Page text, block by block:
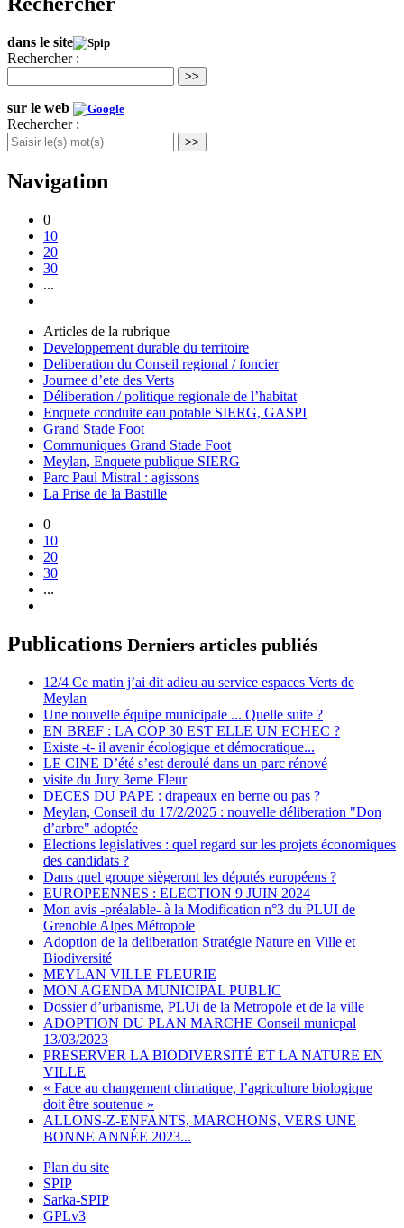
dans le site
Rechercher :
>>
sur le web
Rechercher :
>>
Navigation
0
10
20
30
...
Articles de la rubrique
Developpement durable du territoire
Deliberation du Conseil regional / foncier
Journee d’ete des Verts
Déliberation / politique regionale de l’habitat
Enquete conduite eau potable SIERG, GASPI
Grand Stade Foot
Communiques Grand Stade Foot
Meylan, Enquete publique SIERG
Parc Paul Mistral : agissons
La Prise de la Bastille
0
10
20
30
...
Publications Derniers articles publiés
12/4 Ce matin j’ai dit adieu au service espaces Verts de
Meylan
Une nouvelle équipe municipale ... Quelle suite ?
EN BREF : LA COP 30 EST ELLE UN ECHEC ?
Existe -t- il avenir écologique et démocratique...
LE CINE D’été s’est deroulé dans un parc rénové
visite du Jury 3eme Fleur
DECES DU PAPE : drapeaux en berne ou pas ?
Meylan, Conseil du 17/2/2025 : nouvelle déliberation "Don
d’arbre" adoptée
Elections legislatives : quel regard sur les projets économiques
des candidats ?
Dans quel groupe siègeront les députés européens ?
EUROPEENNES : ELECTION 9 JUIN 2024
Mon avis -préalable- à la Modification n°3 du PLUI de
Grenoble Alpes Métropole
Adoption de la deliberation Stratégie Nature en Ville et
Biodiversité
MEYLAN VILLE FLEURIE
MON AGENDA MUNICIPAL PUBLIC
Dossier d’urbanisme, PLUi de la Metropole et de la ville
ADOPTION DU PLAN MARCHE Conseil municpal
13/03/2023
PRESERVER LA BIODIVERSITÉ ET LA NATURE EN
VILLE
« Face au changement climatique, l’agriculture biologique
doit être soutenue »
ALLONS-Z-ENFANTS, MARCHONS, VERS UNE
BONNE ANNÉE 2023...
Plan du site
SPIP
Sarka-SPIP
GPLv3